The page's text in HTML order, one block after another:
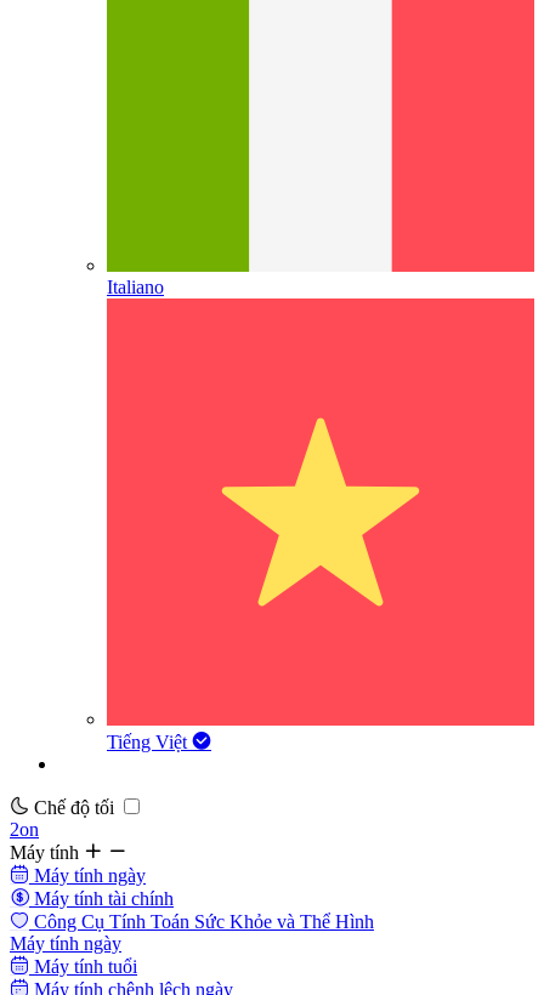
Italiano
Tiếng Việt
Chế độ tối
2on
Máy tính
Máy tính ngày
Máy tính tài chính
Công Cụ Tính Toán Sức Khỏe và Thể Hình
Máy tính ngày
Máy tính tuổi
Máy tính chênh lệch ngày